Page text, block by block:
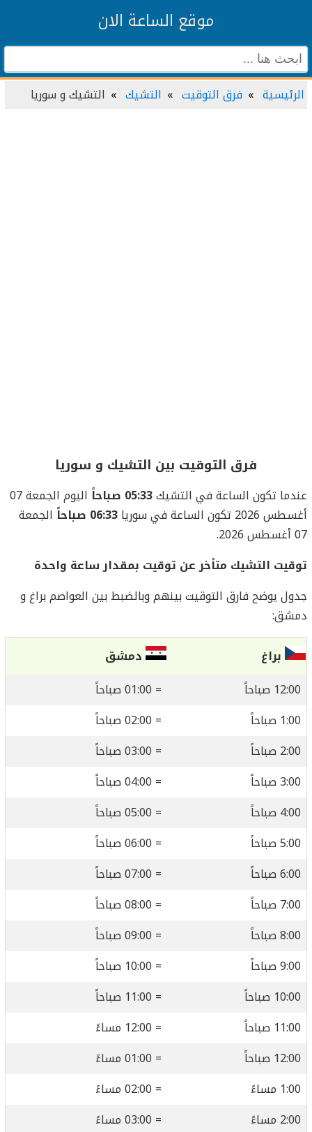
موقع الساعة الان
الرئيسية فرق التوقيت التشيك التشيك و سوريا
فرق التوقيت بين التشيك و سوريا
عندما تكون الساعة في التشيك05:33 صباحاً
اليوم الجمعة 07
أغسطس 2026 تكون الساعة في سوريا
06:33 صباحاً
الجمعة
07 أغسطس 2026.
توقيت التشيك متأخر عن توقيت بمقدار ساعة واحدة
جدول يوضح فارق التوقيت بينهم وبالضبط بين العواصم براغ و
دمشق:
براغ
دمشق
12:00 صباحاً
= 01:00 صباحاً
1:00 صباحاً
= 02:00 صباحاً
2:00 صباحاً
= 03:00 صباحاً
3:00 صباحاً
= 04:00 صباحاً
4:00 صباحاً
= 05:00 صباحاً
5:00 صباحاً
= 06:00 صباحاً
6:00 صباحاً
= 07:00 صباحاً
7:00 صباحاً
= 08:00 صباحاً
8:00 صباحاً
= 09:00 صباحاً
9:00 صباحاً
= 10:00 صباحاً
10:00 صباحاً
= 11:00 صباحاً
11:00 صباحاً
= 12:00 مساءً
12:00 صباحاً
= 01:00 مساءً
1:00 مساءً
= 02:00 مساءً
2:00 مساءً
= 03:00 مساءً